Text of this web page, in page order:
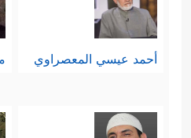
أحمد عيسي المعصراوي